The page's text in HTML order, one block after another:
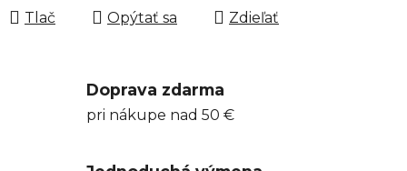
Tlač Opýtať sa Zdieľať
Doprava zdarma
pri nákupe nad 50 €